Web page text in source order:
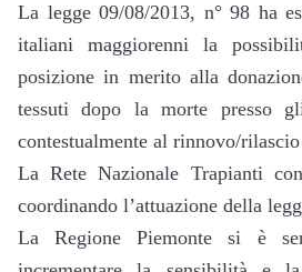
La legge 09/08/2013, n° 98 ha
italiani maggiorenni la
posizione in merito alla
tessuti dopo la morte presso
contestualmente al rinnovo/
La Rete Nazionale Trapianti
coordinando l’attuazione della
La Regione Piemonte si è